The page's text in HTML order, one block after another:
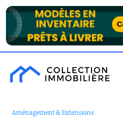
Aménagement & Extensions